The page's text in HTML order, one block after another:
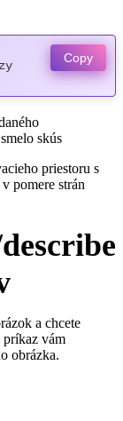
Copy
skús
priestoru s
pomere strán
a chcete
vám
obrázka.